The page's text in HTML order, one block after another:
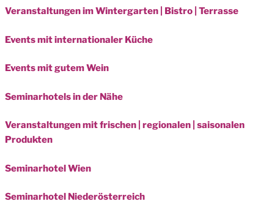
Veranstaltungen im Wintergarten | Bistro | Terrasse
Events mit internationaler Küche
Events mit gutem Wein
Seminarhotels in der Nähe
Veranstaltungen mit frischen | regionalen | saisonalen
Produkten
Seminarhotel Wien
Seminarhotel Niederösterreich